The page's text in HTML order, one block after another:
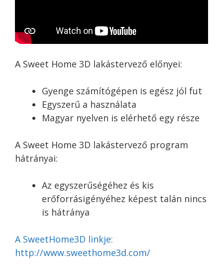
A Sweet Home 3D lakástervező előnyei:
Gyenge számítógépen is egész jól fut
Egyszerű a használata
Magyar nyelven is elérhető egy része
A Sweet Home 3D lakástervező program
hátrányai:
Az egyszerűségéhez és kis
erőforrásigényéhez képest talán nincs
is hátránya
A SweetHome3D linkje:
http://www.sweethome3d.com/